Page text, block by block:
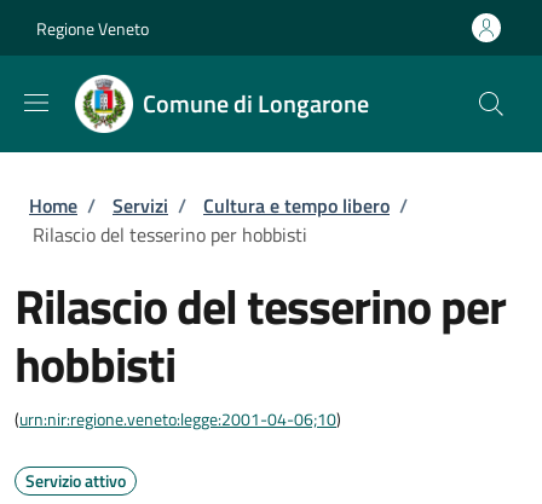
Regione Veneto
Comune di Longarone
Briciole di pane
Home / Servizi / Cultura e tempo libero /
Rilascio del tesserino per hobbisti
Rilascio del tesserino per
hobbisti
(urn:nir:regione.veneto:legge:2001-04-06;10)
Servizio attivo